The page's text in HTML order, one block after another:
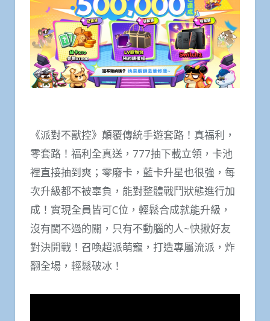
《派對不獸控》顛覆傳統手遊套路！真福利，
零套路！福利全真送，777抽下載立領，卡池
裡直接抽到爽；零廢卡，藍卡升星也很強，每
次升級都不被辜負，能對整體戰鬥狀態進行加
成！實現全員皆可C位，輕鬆合成就能升級，
沒有闖不過的關，只有不動腦的人~快揪好友
對決開戰！召喚超派萌寵，打造專屬流派，炸
翻全場，輕鬆破冰！